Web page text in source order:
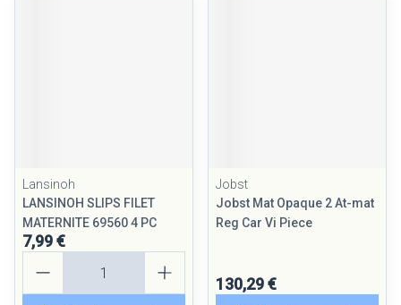
Lansinoh
LANSINOH SLIPS FILET
MATERNITE 69560 4 PC
7,99 €
Jobst
Jobst Mat Opaque 2 At-mat
Reg Car Vi Piece
130,29 €